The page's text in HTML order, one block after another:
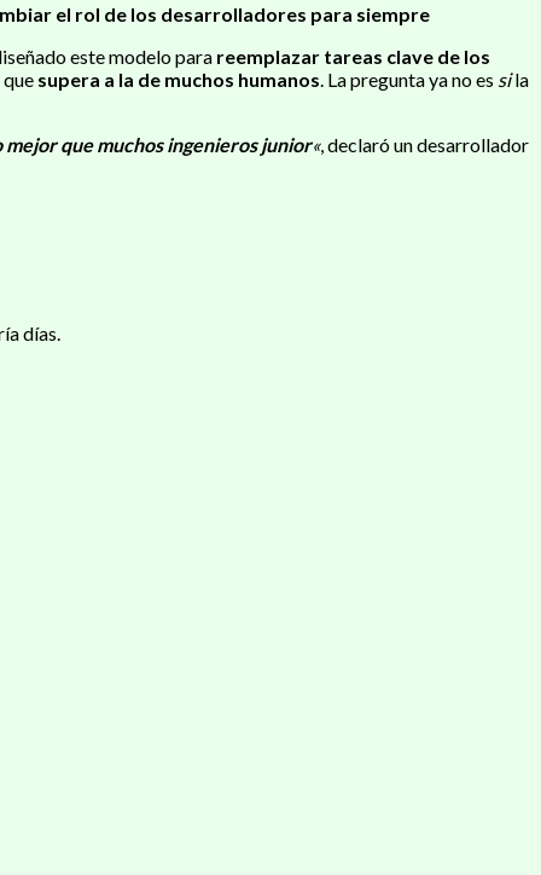
el rol de los desarrolladores para siempre
este modelo para reemplazar tareas clave de los
que supera a la de muchos humanos. La pregunta ya no es sila
mejor que muchos ingenieros junior«, declaró un desarrollador
días.